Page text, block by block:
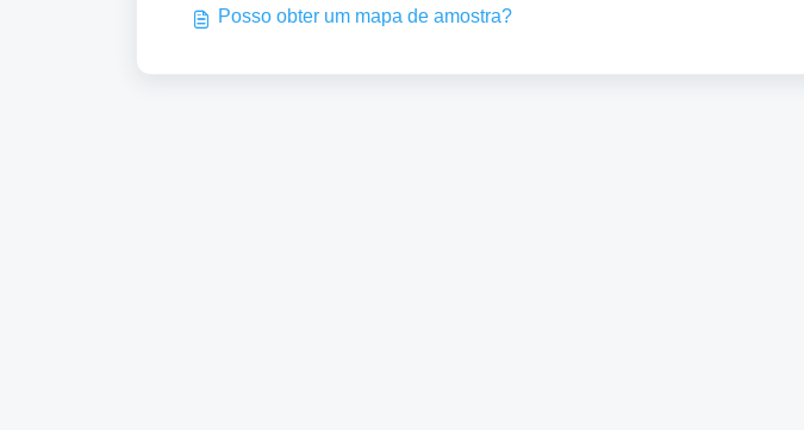
Posso obter um mapa de amostra?